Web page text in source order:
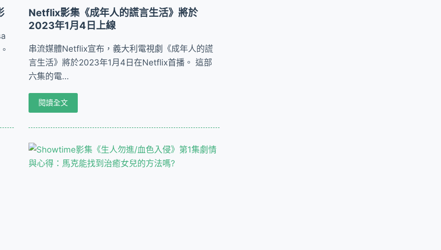
Netflix影集《成年人的謊言生活》將於
2023年1月4日上線
串流媒體Netflix宣布，義大利電視劇《成年人的謊
言生活》將於2023年1月4日在Netflix首播。 這部
六集的電…
閱讀全文